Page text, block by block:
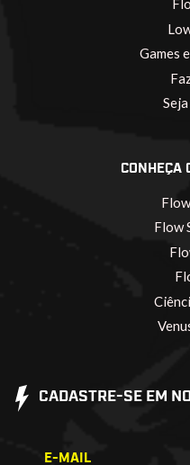
Games
CONHEÇA
Flow
CADASTRE-SE EM
E-MAIL